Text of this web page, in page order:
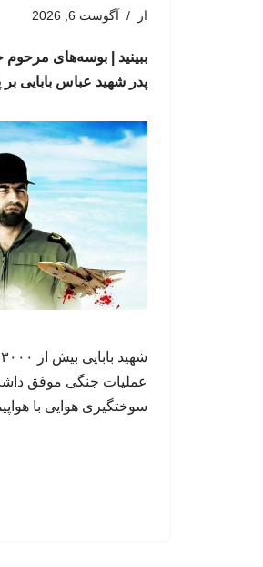
از آگوست 6, 2026
ببینید | بوسه‌های مرحوم
پدر شهید عباس بابایی
عملیات جنگی موفق داشت
سوختگیری هوایی با هواپیمای